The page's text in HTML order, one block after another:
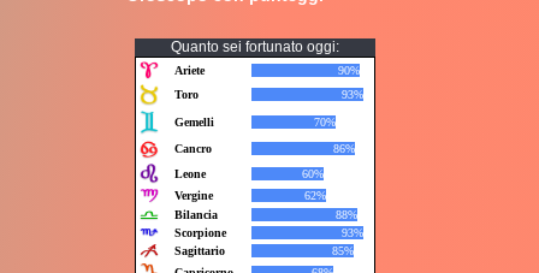
Quanto sei fortunato oggi: